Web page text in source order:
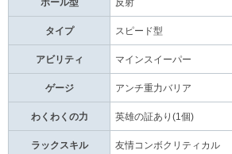
ボール型 反射
タイプ スピード型
アビリティ マインスイーパー
ゲージ アンチ重力バリア
わくわくの力 英雄の証あり(1個)
ラックスキル 友情コンボクリティカル